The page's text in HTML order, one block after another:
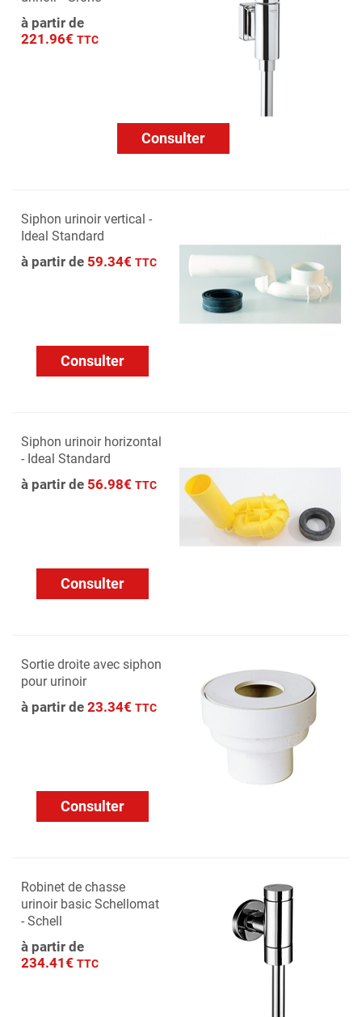
à partir de
221.96€ TTC
Consulter
Siphon urinoir vertical -
Ideal Standard
à partir de 59.34€ TTC
Consulter
Siphon urinoir horizontal
- Ideal Standard
à partir de 56.98€ TTC
Consulter
Sortie droite avec siphon
pour urinoir
à partir de 23.34€ TTC
Consulter
Robinet de chasse
urinoir basic Schellomat
- Schell
à partir de
234.41€ TTC